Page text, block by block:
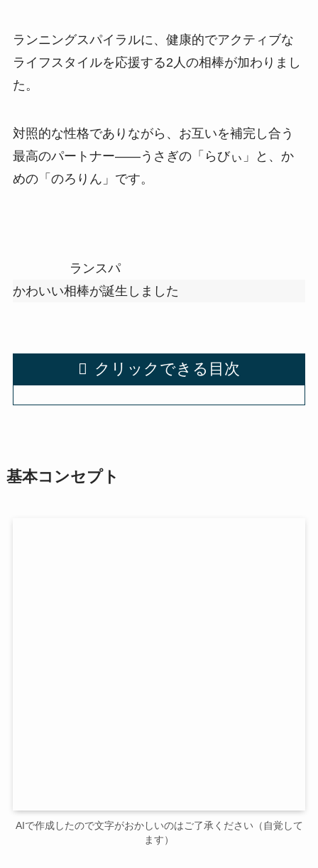
ランニングスパイラルに、健康的でアクティブな
ライフスタイルを応援する2人の相棒が加わりまし
た。
対照的な性格でありながら、お互いを補完し合う
最高のパートナー——うさぎの「らびぃ」と、か
めの「のろりん」です。
ランスパ
かわいい相棒が誕生しました
クリックできる目次
基本コンセプト
AIで作成したので文字がおかしいのはご了承ください（自覚して
ます）